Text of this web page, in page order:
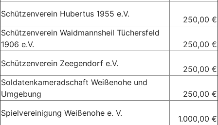
Schützenverein Hubertus 1955 e.V.
250,00 €
Schützenverein Waidmannsheil Tüchersfeld
1906 e.V.
250,00 €
Schützenverein Zeegendorf e.V.
250,00 €
Soldatenkameradschaft Weißenohe und
Umgebung
250,00 €
Spielvereinigung Weißenohe e. V.
1.000,00 €